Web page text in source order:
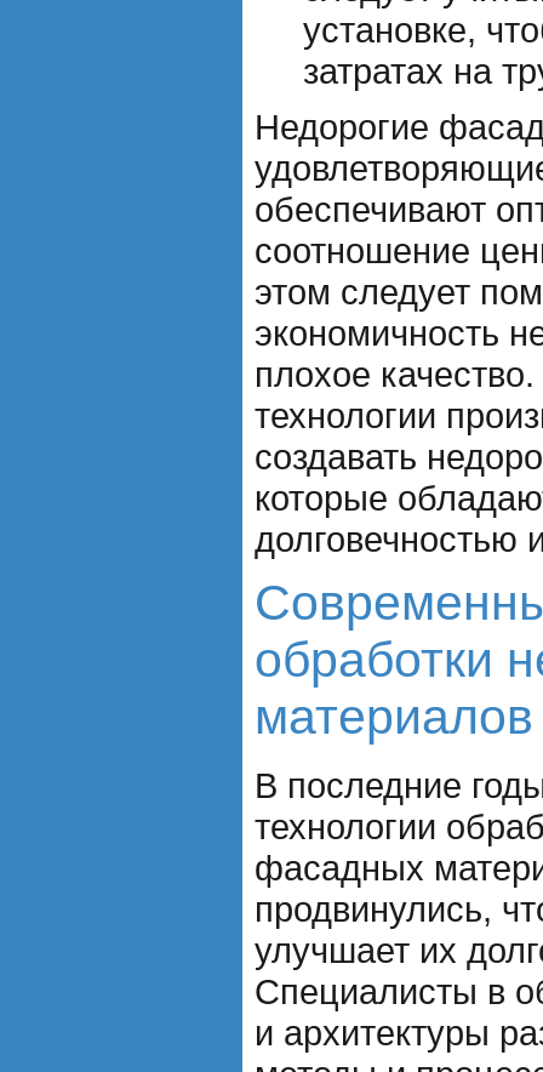
установке,
затратах на
Недорогие
обеспечивают
соотношение
этом следует
экономичность
плохое
технологии
создавать
которые
долговечностью
обработки
материалов
В последние
технологии
фасадных
продвинулись,
улучшает их
Специалисты в
и архитектуры